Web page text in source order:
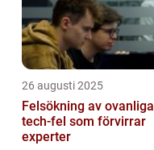
26 augusti 2025
Felsökning av ovanliga
tech‑fel som förvirrar
experter